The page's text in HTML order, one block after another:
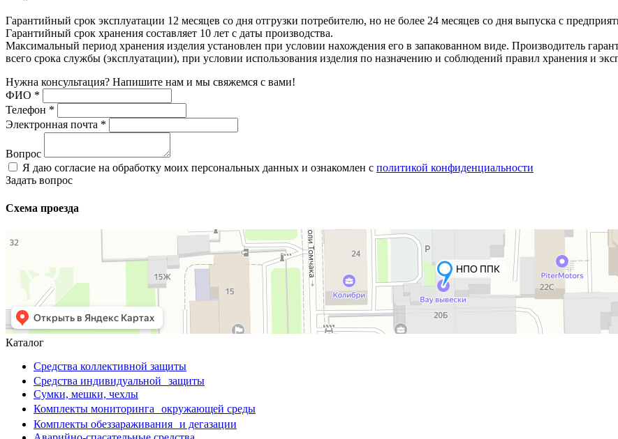
Гарантийный срок эксплуатации 12 месяцев со дня отгрузки потребителю, но не более 24 месяцев со дня выпуска с
Гарантийный срок хранения составляет 10 лет с даты производства.
Максимальный период хранения изделия установлен при условии нахождения его в запакованном виде. Производитель
всего срока службы (эксплуатации), при условии использования изделия по назначению и соблюдений правил хранения и
Нужна консультация? Напишите нам и мы свяжемся с вами!
ФИО *
Телефон *
Электронная почта *
Вопрос
Я даю согласие на обработку моих персональных данных и ознакомлен с политикой конфиденциальности
Задать вопрос
Схема проезда
Каталог
Средства коллективной защиты
Средства индивидуальной защиты
Сумки, мешки, чехлы
Комплекты мониторинга окружающей среды
Комплекты обеззараживания и дегазации